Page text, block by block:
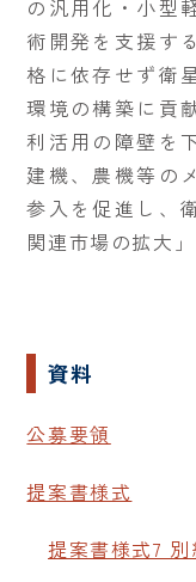
の汎用化・小型
術開発を支援す
格に依存せず衛
環境の構築に貢
利活用の障壁を
建機、農機等の
参入を促進し、
関連市場の拡大
資料
公募要領
提案書様式
提案書様式7 別